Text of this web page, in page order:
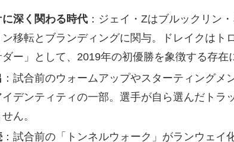
深く関わる時代：ジェイ・Zはブルックリン
移転とブランディングに関与。ドレイクはト
ダー」として、2019年の初優勝を象徴する存在
：試合前のウォームアップやスターティングメ
デンティティの一部。選手が自ら選んだトラ
ん。
：試合前の「トンネルウォーク」がランウェイ